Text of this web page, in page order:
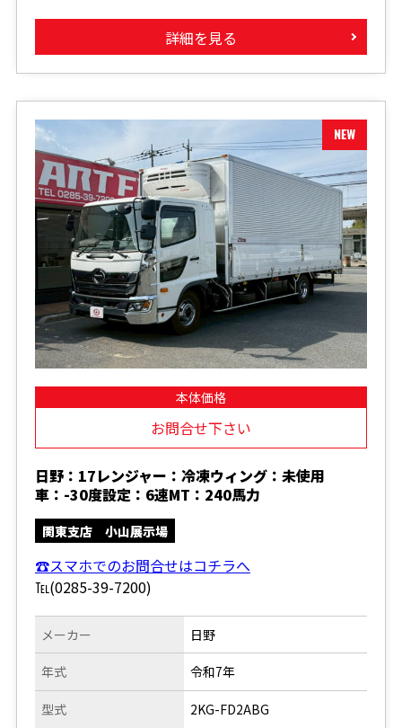
詳細を見る
本体価格
お問合せ下さい
日野：17レンジャー：冷凍ウィング：未使用
車：-30度設定：6速MT：240馬力
関東支店 小山展示場
☎スマホでのお問合せはコチラへ
℡(0285-39-7200)
メーカー
年式
型式
日野
令和7年
2KG-FD2ABG